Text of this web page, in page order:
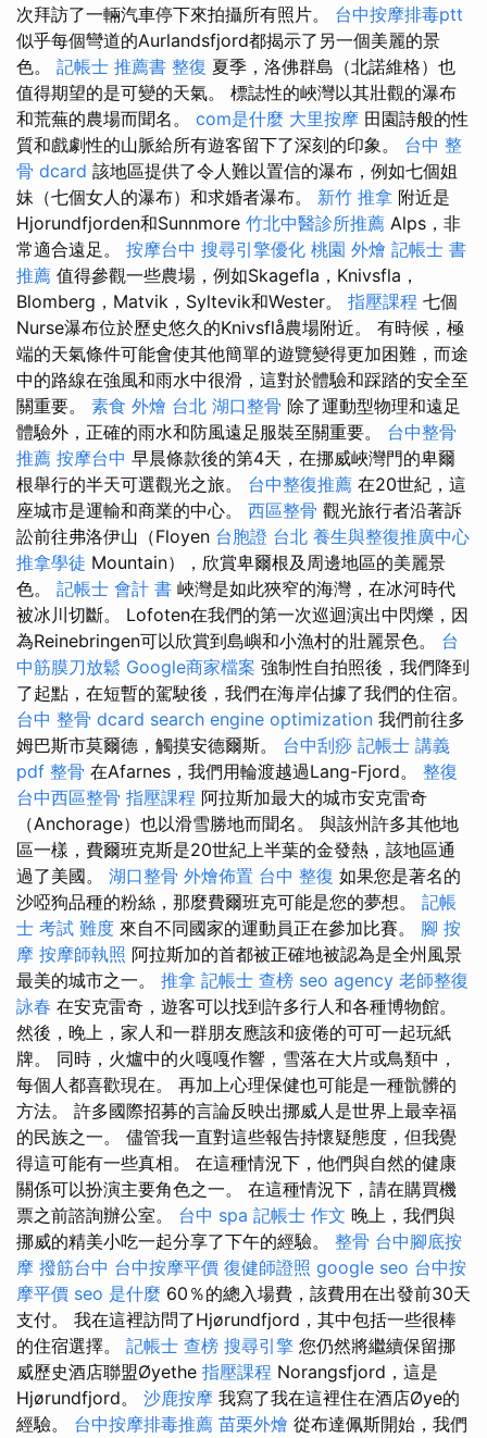
次拜訪了一輛汽車停下來拍攝所有照片。 台中按摩排毒ptt
似乎每個彎道的Aurlandsfjord都揭示了另一個美麗的景
色。 記帳士 推薦書 整復 夏季，洛佛群島（北諾維格）也
值得期望的是可變的天氣。 標誌性的峽灣以其壯觀的瀑布
和荒蕪的農場而聞名。 com是什麼 大里按摩 田園詩般的性
質和戲劇性的山脈給所有遊客留下了深刻的印象。 台中 整
骨 dcard 該地區提供了令人難以置信的瀑布，例如七個姐
妹（七個女人的瀑布）和求婚者瀑布。 新竹 推拿 附近是
Hjorundfjorden和Sunnmore 竹北中醫診所推薦 Alps，非
常適合遠足。 按摩台中 搜尋引擎優化 桃園 外燴 記帳士 書
推薦 值得參觀一些農場，例如Skagefla，Knivsfla，
Blomberg，Matvik，Syltevik和Wester。 指壓課程 七個
Nurse瀑布位於歷史悠久的Knivsflå農場附近。 有時候，極
端的天氣條件可能會使其他簡單的遊覽變得更加困難，而途
中的路線在強風和雨水中很滑，這對於體驗和踩踏的安全至
關重要。 素食 外燴 台北 湖口整骨 除了運動型物理和遠足
體驗外，正確的雨水和防風遠足服裝至關重要。 台中整骨
推薦 按摩台中 早晨條款後的第4天，在挪威峽灣門的卑爾
根舉行的半天可選觀光之旅。 台中整復推薦 在20世紀，這
座城市是運輸和商業的中心。 西區整骨 觀光旅行者沿著訴
訟前往弗洛伊山（Floyen 台胞證 台北 養生與整復推廣中心
推拿學徒 Mountain），欣賞卑爾根及周邊地區的美麗景
色。 記帳士 會計 書 峽灣是如此狹窄的海灣，在冰河時代
被冰川切斷。 Lofoten在我們的第一次巡迴演出中閃爍，因
為Reinebringen可以欣賞到島嶼和小漁村的壯麗景色。 台
中筋膜刀放鬆 Google商家檔案 強制性自拍照後，我們降到
了起點，在短暫的駕駛後，我們在海岸佔據了我們的住宿。
台中 整骨 dcard search engine optimization 我們前往多
姆巴斯市莫爾德，觸摸安德爾斯。 台中刮痧 記帳士 講義
pdf 整骨 在Afarnes，我們用輪渡越過Lang-Fjord。 整復
台中西區整骨 指壓課程 阿拉斯加最大的城市安克雷奇
（Anchorage）也以滑雪勝地而聞名。 與該州許多其他地
區一樣，費爾班克斯是20世紀上半葉的金發熱，該地區通
過了美國。 湖口整骨 外燴佈置 台中 整復 如果您是著名的
沙啞狗品種的粉絲，那麼費爾班克可能是您的夢想。 記帳
士 考試 難度 來自不同國家的運動員正在參加比賽。 腳 按
摩 按摩師執照 阿拉斯加的首都被正確地被認為是全州風景
最美的城市之一。 推拿 記帳士 查榜 seo agency 老師整復
詠春 在安克雷奇，遊客可以找到許多行人和各種博物館。
然後，晚上，家人和一群朋友應該和疲倦的可可一起玩紙
牌。 同時，火爐中的火嘎嘎作響，雪落在大片或鳥類中，
每個人都喜歡現在。 再加上心理保健也可能是一種骯髒的
方法。 許多國際招募的言論反映出挪威人是世界上最幸福
的民族之一。 儘管我一直對這些報告持懷疑態度，但我覺
得這可能有一些真相。 在這種情況下，他們與自然的健康
關係可以扮演主要角色之一。 在這種情況下，請在購買機
票之前諮詢辦公室。 台中 spa 記帳士 作文 晚上，我們與
挪威的精美小吃一起分享了下午的經驗。 整骨 台中腳底按
摩 撥筋台中 台中按摩平價 復健師證照 google seo 台中按
摩平價 seo 是什麼 60％的總入場費，該費用在出發前30天
支付。 我在這裡訪問了Hjørundfjord，其中包括一些很棒
的住宿選擇。 記帳士 查榜 搜尋引擎 您仍然將繼續保留挪
威歷史酒店聯盟Øyethe 指壓課程 Norangsfjord，這是
Hjørundfjord。 沙鹿按摩 我寫了我在這裡住在酒店Øye的
經驗。 台中按摩排毒推薦 苗栗外燴 從布達佩斯開始，我們